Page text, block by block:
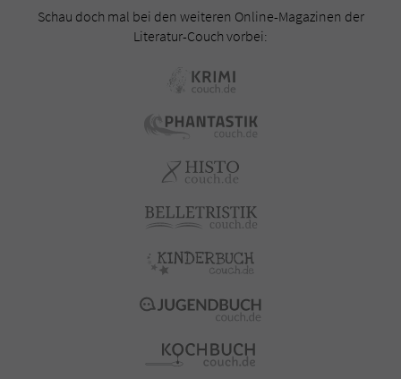
Schau doch mal bei den weiteren Online-Magazinen der
Literatur-Couch vorbei: